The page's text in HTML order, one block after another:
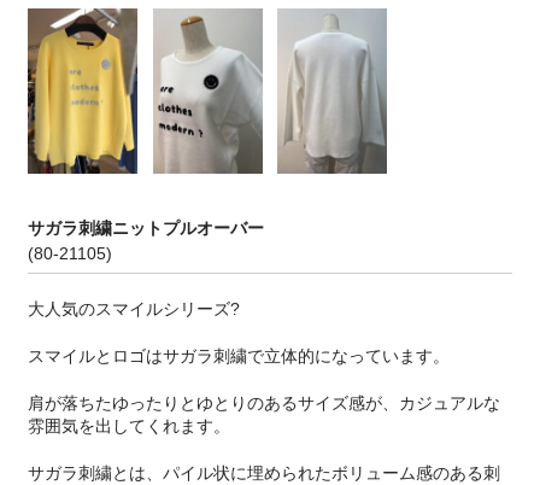
サガラ刺繍ニットプルオーバー
(80-21105)
大人気のスマイルシリーズ?
スマイルとロゴはサガラ刺繍で立体的になっています。
肩が落ちたゆったりとゆとりのあるサイズ感が、カジュアルな
雰囲気を出してくれます。
サガラ刺繍とは、パイル状に埋められたボリューム感のある刺